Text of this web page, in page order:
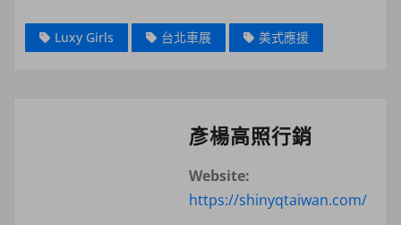
Luxy Girls 台北車展 美式應援
彥楊高照行銷
Website:
https://shinyqtaiwan.com/